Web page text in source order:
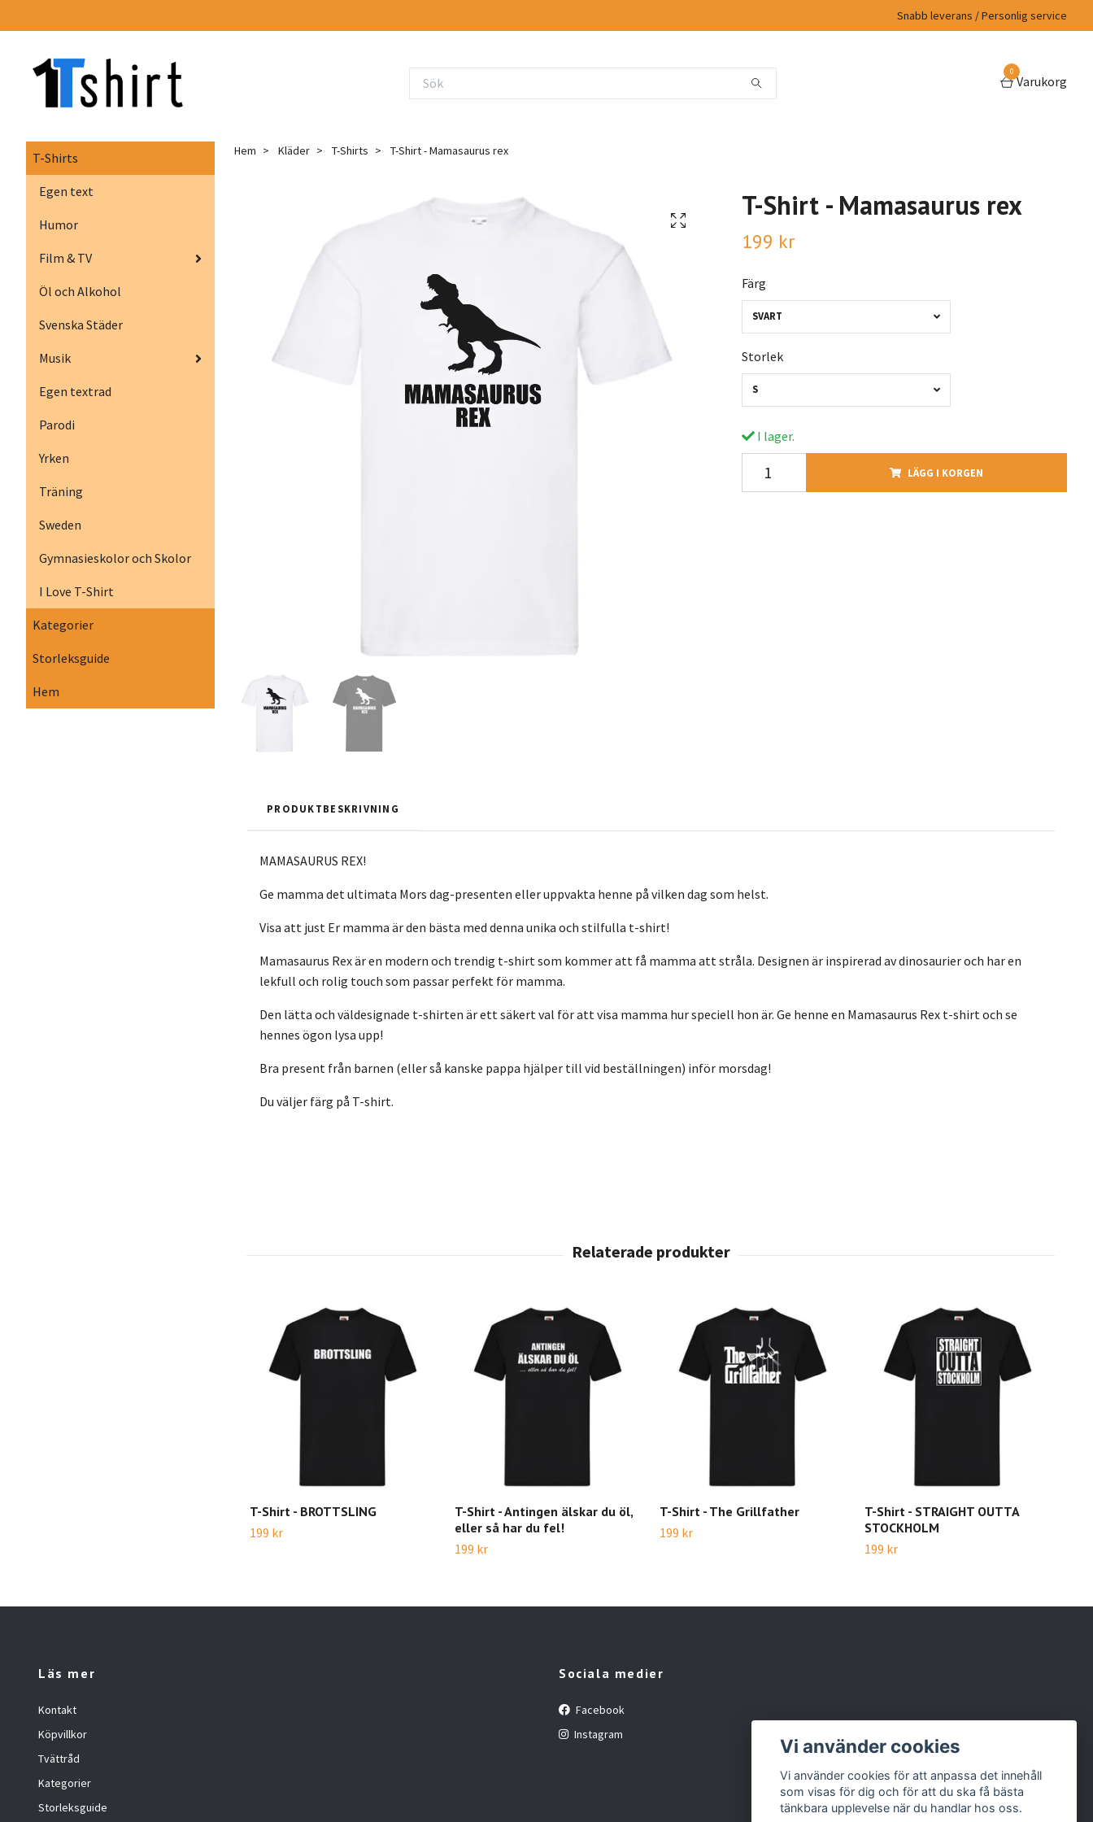
Snabb leverans / Personlig service
0
Varukorg
T-Shirts
Egen text
Humor
Film & TV
Öl och Alkohol
Svenska Städer
Musik
Egen textrad
Parodi
Yrken
Träning
Sweden
Gymnasieskolor och Skolor
I Love T-Shirt
Kategorier
Storleksguide
Hem
Hem Kläder T-Shirts T-Shirt - Mamasaurus rex
T-Shirt - Mamasaurus rex
199 kr
Färg
SVART
Storlek
S
I lager.
LÄGG I KORGEN
PRODUKTBESKRIVNING
MAMASAURUS REX!
Ge mamma det ultimata Mors dag-presenten eller uppvakta henne på vilken dag som helst.
Visa att just Er mamma är den bästa med denna unika och stilfulla t-shirt!
Mamasaurus Rex är en modern och trendig t-shirt som kommer att få mamma att stråla. Designen är inspirerad av dinosaurier och har en
lekfull och rolig touch som passar perfekt för mamma.
Den lätta och väldesignade t-shirten är ett säkert val för att visa mamma hur speciell hon är. Ge henne en Mamasaurus Rex t-shirt och se
hennes ögon lysa upp!
Bra present från barnen (eller så kanske pappa hjälper till vid beställningen) inför morsdag!
Du väljer färg på T-shirt.
T-Shirt - BROTTSLING
199 kr
T-Shirt - Antingen älskar du öl,
eller så har du fel!
199 kr
T-Shirt - The Grillfather
199 kr
T-Shirt - STRAIGHT OUTTA
STOCKHOLM
199 kr
Läs mer
Kontakt
Köpvillkor
Tvättråd
Kategorier
Storleksguide
Sociala medier
Facebook
Instagram
Vi använder cookies
Vi använder cookies för att anpassa det innehåll
som visas för dig och för att du ska få bästa
tänkbara upplevelse när du handlar hos oss.